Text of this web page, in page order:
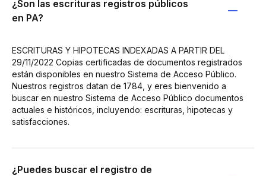
¿Son las escrituras registros públicos
en PA?
ESCRITURAS Y HIPOTECAS INDEXADAS A PARTIR DEL
29/11/2022 Copias certificadas de documentos registrados
están disponibles en nuestro Sistema de Acceso Público.
Nuestros registros datan de 1784, y eres bienvenido a
buscar en nuestro Sistema de Acceso Público documentos
actuales e históricos, incluyendo: escrituras, hipotecas y
satisfacciones.
¿Puedes buscar el registro de